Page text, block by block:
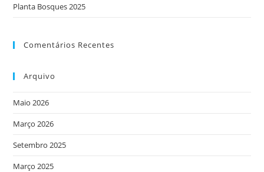
Planta Bosques 2025
Comentários Recentes
Arquivo
Maio 2026
Março 2026
Setembro 2025
Março 2025